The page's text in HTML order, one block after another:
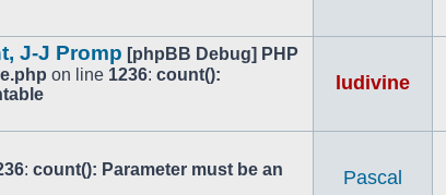
J-J Promp [phpBB Debug] PHP
on line 1236: count():
ludivine
: count(): Parameter must be an
Pascal